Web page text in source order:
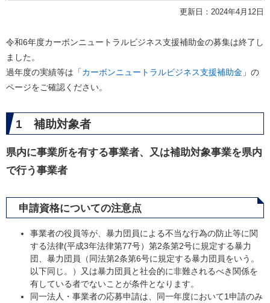
更新日：2024年4月12日
令和6年度カーボンニュートラルビジネス支援補助金の募集は終了し
ました。
過年度の実績等は「カーボンニュートラルビジネス支援補助金 」の
ページをご確認ください。
1 補助対象者
県内に事業所を有する事業者、又は補助対象事業を県内
で行う事業者
申請資格についての注意点
事業者の役員等が、暴力団員による不当な行為の防止等に関
する法律(平成3年法律第77号）第2条第2号に規定する暴力
団、暴力団員（同法第2条第6号に規定する暴力団員をいう。
以下同じ。）又は暴力団員と社会的に非難されるべき関係を
有している者でないことが条件となります。
同一法人・事業者の応募申請は、同一年度において1申請のみ